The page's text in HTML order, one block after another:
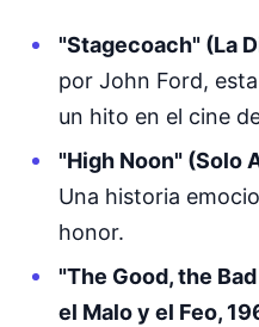
"Stagecoach" (La
por John Ford,
un hito en el cine
"High Noon" (Solo
Una historia
honor.
"The Good, the
el Malo y el Feo,